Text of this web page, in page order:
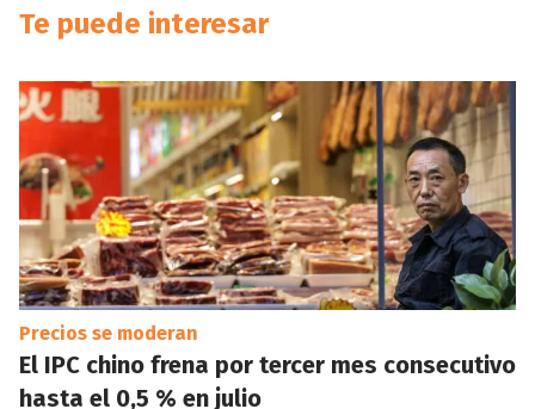
Te puede interesar
Precios se moderan
El IPC chino frena por tercer mes consecutivo
hasta el 0,5 % en julio